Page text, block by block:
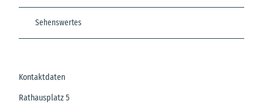
Sehenswertes
Kontaktdaten
Rathausplatz 5